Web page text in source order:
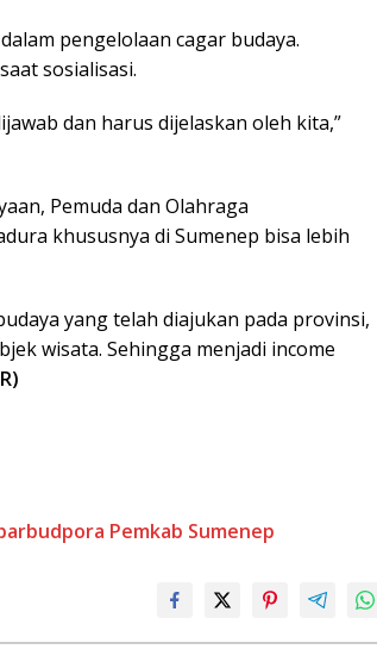
pengelolaan cagar budaya.
sosialisasi.
dan harus dijelaskan oleh kita,”
Pemuda dan Olahraga
khususnya di Sumenep bisa lebih
yang telah diajukan pada provinsi,
wisata. Sehingga menjadi income
Pemkab Sumenep